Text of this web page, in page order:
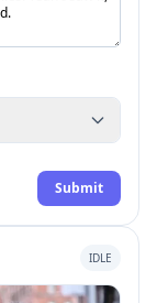
Submit
IDLE